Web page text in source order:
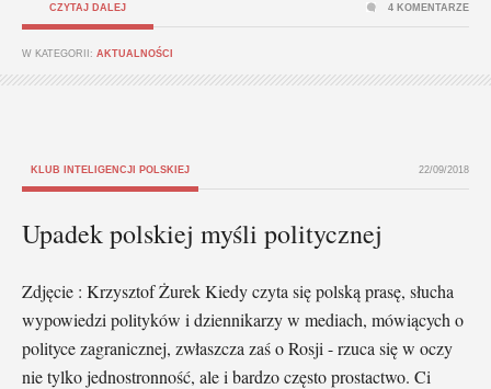
CZYTAJ DALEJ
W KATEGORII: AKTUALNOŚCI
4 KOMENTARZE
KLUB INTELIGENCJI POLSKIEJ 22/09/2018
Upadek polskiej myśli politycznej
Zdjęcie : Krzysztof Żurek Kiedy czyta się polską prasę, słucha
wypowiedzi polityków i dziennikarzy w mediach, mówiących o
polityce zagranicznej, zwłaszcza zaś o Rosji - rzuca się w oczy
nie tylko jednostronność, ale i bardzo często prostactwo. Ci